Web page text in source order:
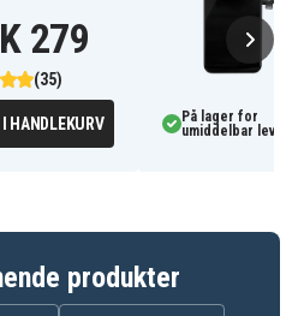
11P
(35)
279
I HANDLEKURV
På lager for
umiddelbar
produkter